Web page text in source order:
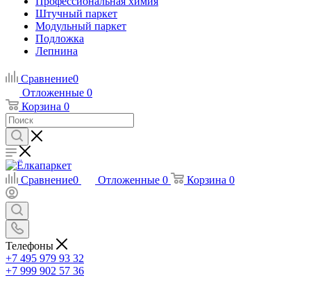
Штучный паркет
Модульный паркет
Подложка
Лепнина
Сравнение0
Отложенные 0
Корзина 0
Сравнение0 Отложенные 0 Корзина 0
Телефоны
+7 495 979 93 32
+7 999 902 57 36